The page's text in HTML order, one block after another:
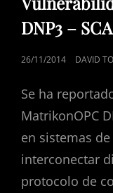
CATEGORÍAS
DNP3 –
PUBLICADO
26/11/2014 DAVID
Se ha
MatrikonOPC
en sistemas
interconectar
protocolo de